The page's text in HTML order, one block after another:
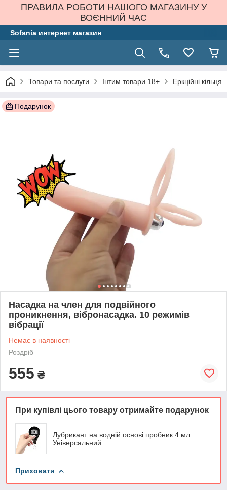
ПРАВИЛА РОБОТИ НАШОГО МАГАЗИНУ У
ВОЄННИЙ ЧАС
Sofania интернет магазин
Товари та послуги Інтим товари 18+ Еркційні кільця
Подарунок
Насадка на член для подвійного
проникнення, вібронасадка. 10 режимів
вібрації
Немає в наявності
Роздріб
555 ₴
При купівлі цього товару отримайте подарунок
Лубрикант на водній основі пробник 4 мл.
Універсальний
Приховати